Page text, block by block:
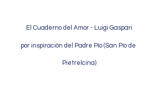
El Cuaderno del Amor - Luigi Gaspari
por inspiración del Padre Pío (San Pío de
Pietrelcina)